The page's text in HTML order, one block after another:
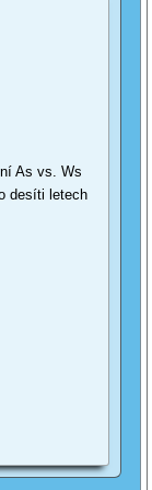
As vs. Ws
desíti letech